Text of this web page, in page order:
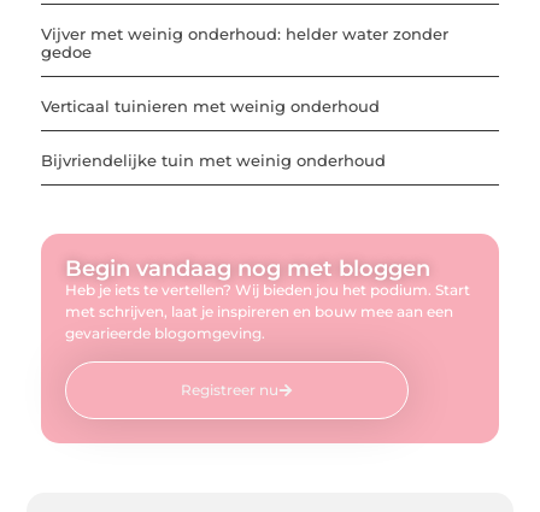
Vijver met weinig onderhoud: helder water zonder
gedoe
Verticaal tuinieren met weinig onderhoud
Bijvriendelijke tuin met weinig onderhoud
Begin vandaag nog met bloggen
Heb je iets te vertellen? Wij bieden jou het podium. Start
met schrijven, laat je inspireren en bouw mee aan een
gevarieerde blogomgeving.
Registreer nu